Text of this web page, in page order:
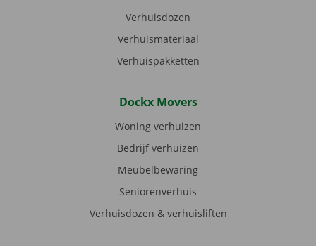
Verhuisdozen
Verhuismateriaal
Verhuispakketten
Dockx Movers
Woning verhuizen
Bedrijf verhuizen
Meubelbewaring
Seniorenverhuis
Verhuisdozen & verhuisliften